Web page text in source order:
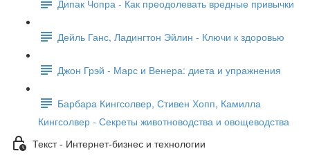
Дипак Чопра - Как преодолевать вредные привычки
Дейль Ганс, Ладингтон Эйлин - Ключи к здоровью
Джон Грэй - Марс и Венера: диета и упражнения
Барбара Кингсолвер, Стивен Хопп, Камилла
Кингсолвер - Секреты животноводства и овощеводства
Текст - Интернет-бизнес и технологии